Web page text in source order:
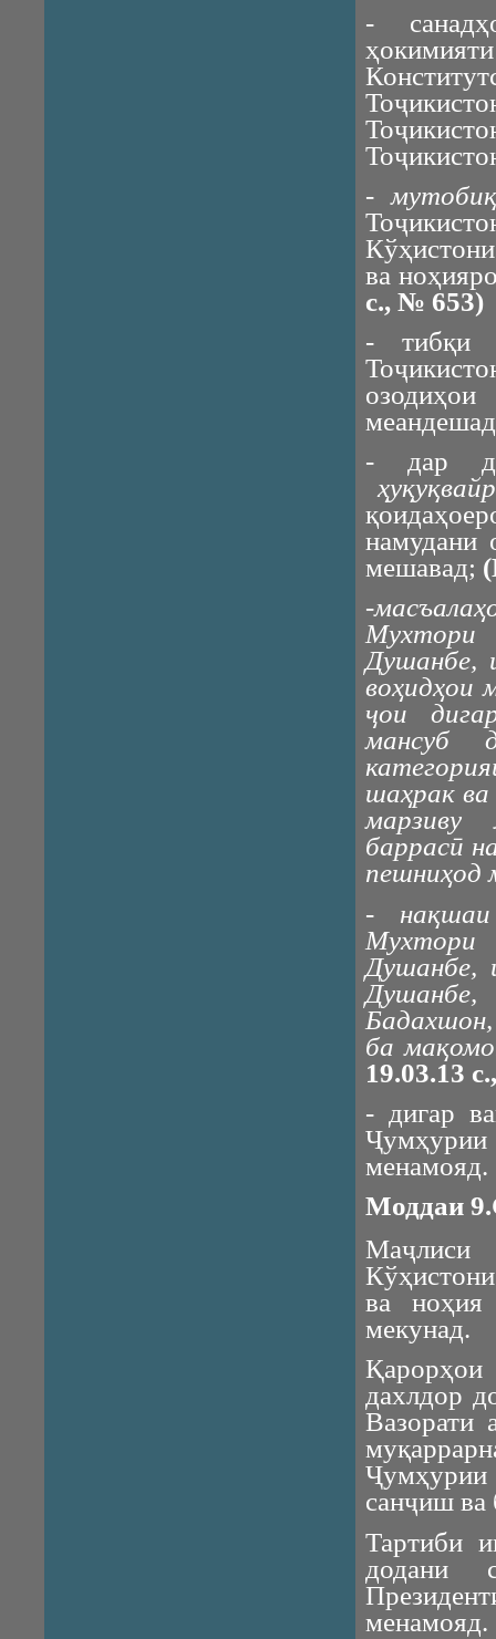
-
-
ва
с., № 653)
- тибқи
- дар
намудани
мешавад;
-
Мухтори
Душанбе,
воҳидҳои
ҷои
мансуб
шаҳрак ва
марзиву
баррасӣ
пешниҳод
- нақшаи
Мухтори
Душанбе,
ба
19.03.13 с.
- дигар
Ҷумҳурии
менамояд.
Моддаи
ва ноҳия
мекунад.
дахлдор
Вазорати
Ҷумҳурии
санҷиш ва
Тартиби
додани
менамояд.